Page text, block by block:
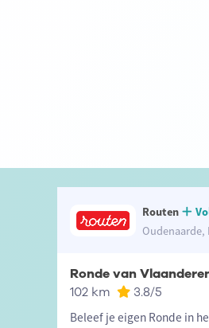
Routen
Oudenaarde,
Ronde van
102 km 3.8/5
Beleef je eigen Ronde in